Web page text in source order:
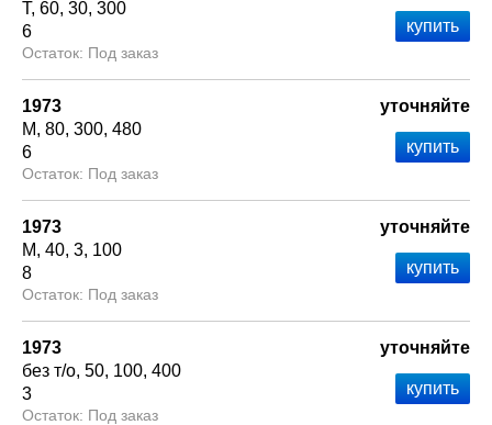
Т 60 30 300
6
Под заказ
1973
М 80 300 480
6
Под заказ
уточняйте
1973
М 40 3 100
8
Под заказ
уточняйте
1973
без т/о 50 100 400
3
Под заказ
уточняйте